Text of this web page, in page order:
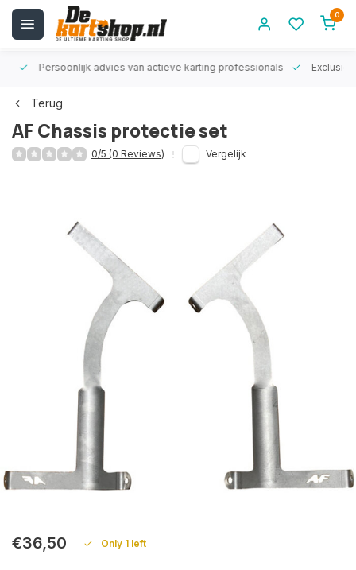
0
Persoonlijk advies van actieve karting professionals
Terug
AF Chassis protectie set
0/5 (0 Reviews) Vergelijk
€36,50 Only 1 left